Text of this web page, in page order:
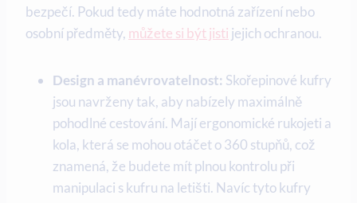
bezpečí. Pokud tedy máte hodnotná zařízení nebo
osobní předměty, můžete si být jisti jejich ochranou.
Design a manévrovatelnost: Skořepinové kufry
jsou navrženy tak, aby nabízely maximálně
pohodlné cestování. Mají ergonomické rukojeti a
kola, která se mohou otáčet o 360 stupňů, což
znamená, že budete mít plnou kontrolu při
manipulaci s kufru na letišti. Navíc tyto kufry